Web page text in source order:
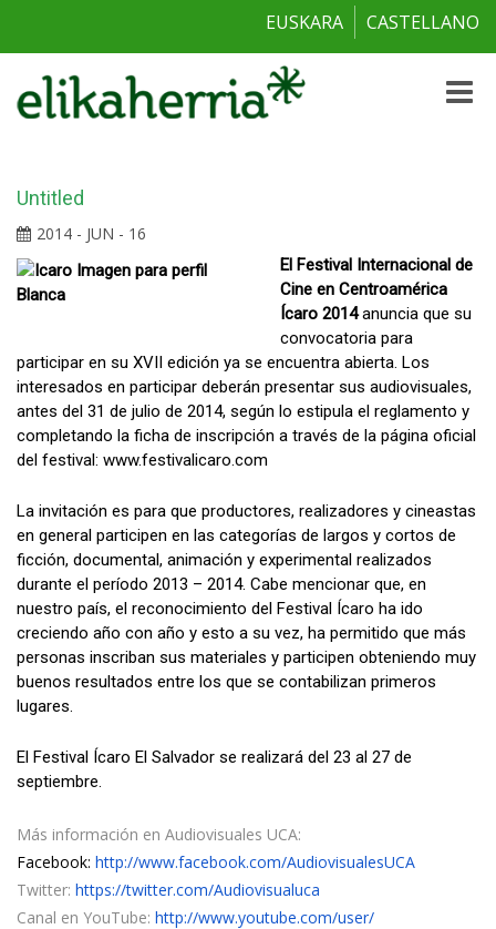
EUSKARA CASTELLANO
Toggle
Untitled
2014 - JUN - 16
El Festival Internacional de
Cine en Centroamérica
Ícaro 2014anuncia que su
convocatoria para
participar en su XVII edición ya se encuentra abierta. Los
interesados en participar deberán presentar sus audiovisuales,
antes del 31 de julio de 2014, según lo estipula el reglamento y
completando la ficha de inscripción a través de la página oficial
del festival: www.festivalicaro.com
La invitación es para que productores, realizadores y cineastas
en general participen en las categorías de largos y cortos de
ficción, documental, animación y experimental realizados
durante el período 2013 – 2014. Cabe mencionar que, en
nuestro país, el reconocimiento del Festival Ícaro ha ido
creciendo año con año y esto a su vez, ha permitido que más
personas inscriban sus materiales y participen obteniendo muy
buenos resultados entre los que se contabilizan primeros
lugares.
El Festival Ícaro El Salvador se realizará del 23 al 27 de
septiembre.
Más información en Audiovisuales UCA:
Facebook: http://www.facebook.com/AudiovisualesUCA
Twitter: https://twitter.com/Audiovisualuca
Canal en YouTube: http://www.youtube.com/user/